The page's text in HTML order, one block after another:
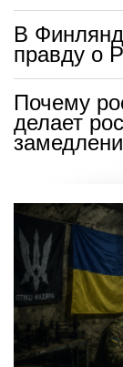
В
правду о
Почему
делает